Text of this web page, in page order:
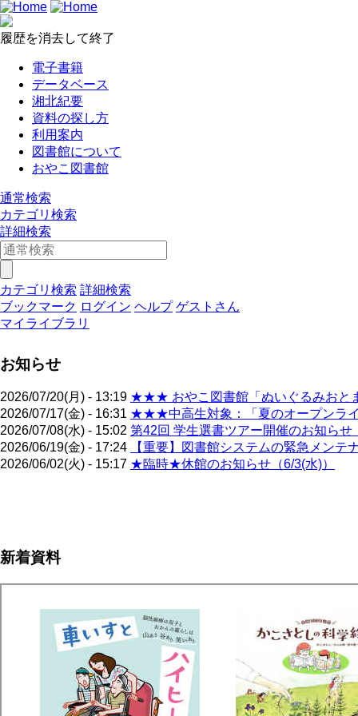
履歴を消去して終了
電子書籍
データベース
湘北紀要
資料の探し方
利用案内
図書館について
おやこ図書館
通常検索
カテゴリ検索
詳細検索
カテゴリ検索 詳細検索
ブックマーク ログイン ヘルプ ゲストさん
マイライブラリ
お知らせ
2026/07/20(月) - 13:19 ★★★ おやこ図書館「ぬいぐるみおと
2026/07/17(金) - 16:31 ★★★中高生対象：「夏のオープンラ
2026/07/08(水) - 15:02 第42回 学生選書ツアー開催のお知らせ
2026/06/19(金) - 17:24
【重要】図書館システムの緊急メンテ
2026/06/02(火) - 15:17 ★臨時★休館のお知らせ（6/3(水)）
送
新着資料